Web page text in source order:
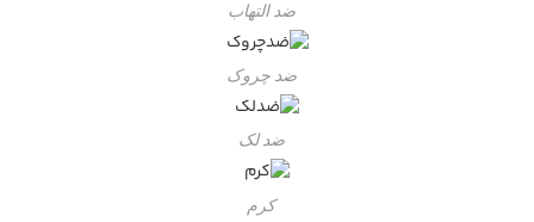
ضد التهاب
ضد چروک
ضد لک
کرم